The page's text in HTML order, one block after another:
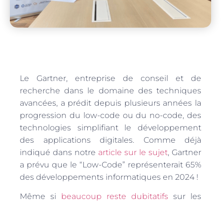
Le Gartner, entreprise de conseil et de
recherche dans le domaine des techniques
avancées, a prédit depuis plusieurs années la
progression du low-code ou du no-code, des
technologies simplifiant le développement
des applications digitales. Comme déjà
indiqué dans notre article sur le sujet, Gartner
a prévu que le “Low-Code” représenterait 65%
des développements informatiques en 2024 !
Même si beaucoup reste dubitatifs sur les